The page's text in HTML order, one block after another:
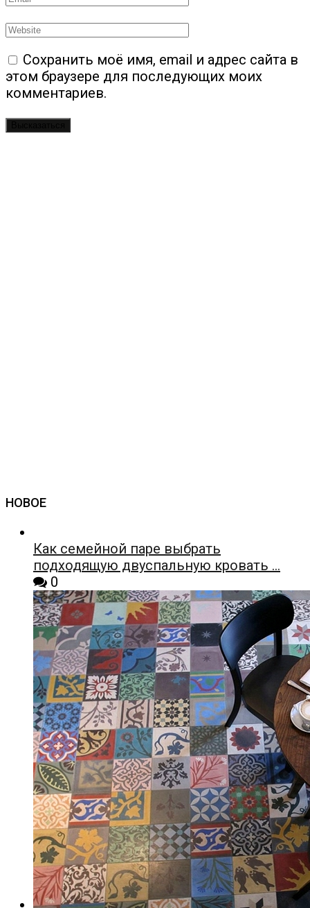
Сохранить моё имя, email и адрес сайта в
этом браузере для последующих моих
комментариев.
НОВОЕ
Как семейной паре выбрать
подходящую двуспальную кровать …
0